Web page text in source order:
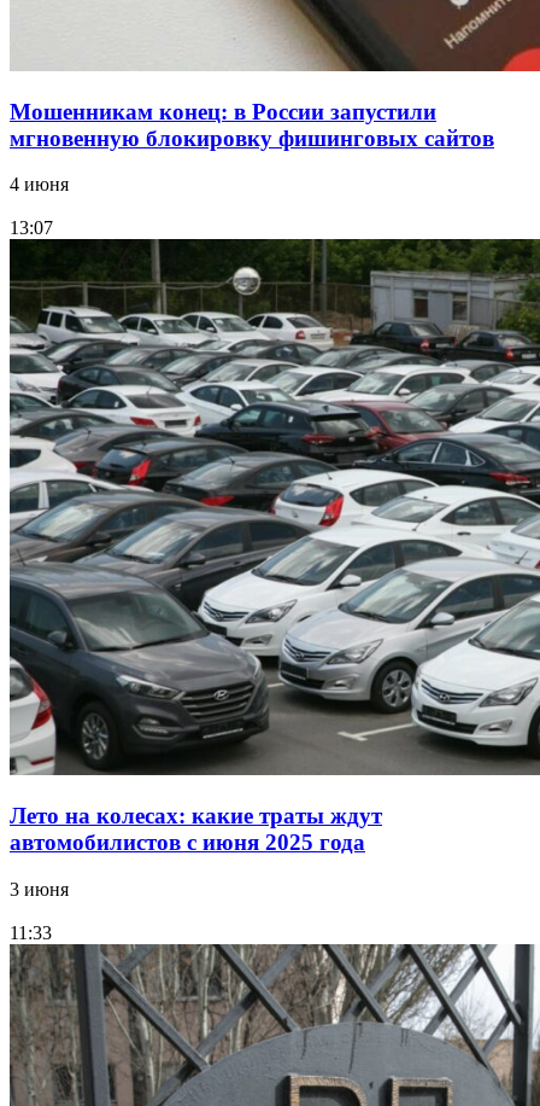
Мошенникам конец: в России запустили
мгновенную блокировку фишинговых сайтов
4 июня
13:07
Лето на колесах: какие траты ждут
автомобилистов с июня 2025 года
3 июня
11:33